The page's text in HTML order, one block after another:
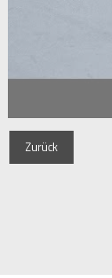
Zurück